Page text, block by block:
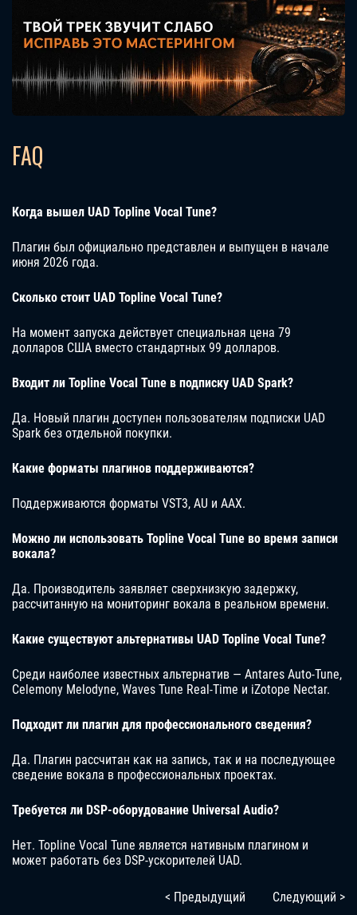
FAQ
Когда вышел UAD Topline Vocal Tune?
Плагин был официально представлен и выпущен в начале
июня 2026 года.
Сколько стоит UAD Topline Vocal Tune?
На момент запуска действует специальная цена 79
долларов США вместо стандартных 99 долларов.
Входит ли Topline Vocal Tune в подписку UAD Spark?
Да. Новый плагин доступен пользователям подписки UAD
Spark без отдельной покупки.
Какие форматы плагинов поддерживаются?
Поддерживаются форматы VST3, AU и AAX.
Можно ли использовать Topline Vocal Tune во время записи
вокала?
Да. Производитель заявляет сверхнизкую задержку,
рассчитанную на мониторинг вокала в реальном времени.
Какие существуют альтернативы UAD Topline Vocal Tune?
Среди наиболее известных альтернатив — Antares Auto-Tune,
Celemony Melodyne, Waves Tune Real-Time и iZotope Nectar.
Подходит ли плагин для профессионального сведения?
Да. Плагин рассчитан как на запись, так и на последующее
сведение вокала в профессиональных проектах.
Требуется ли DSP-оборудование Universal Audio?
Нет. Topline Vocal Tune является нативным плагином и
может работать без DSP-ускорителей UAD.
< Предыдущий Следующий >